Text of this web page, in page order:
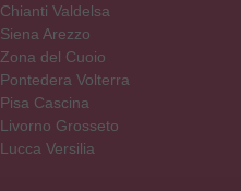
Chianti Valdelsa
Siena Arezzo
Zona del Cuoio
Pontedera Volterra
Pisa Cascina
Livorno Grosseto
Lucca Versilia